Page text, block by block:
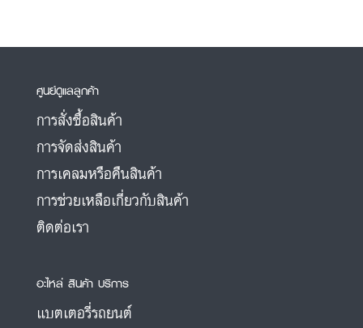
ศูนย์ดูแลลูกค้า
การสั่งซื้อสินค้า
การจัดส่งสินค้า
การเคลมหรือคืนสินค้า
การช่วยเหลือเกี่ยวกับสินค้า
ติดต่อเรา
อะไหล่ สินค้า บริการ
แบตเตอรี่รถยนต์